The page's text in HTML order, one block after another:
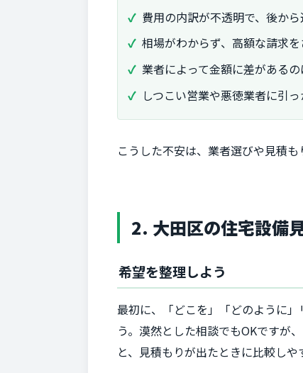
費用の内訳が不透明で、後か
相場がわからず、高額な請求
業者によって金額に差があるの
しつこい営業や悪徳業者に引
こうした不安は、業者選びや見積
2. 大田区の住宅設備
希望を整理しよう
最初に、「どこを」「どのように
う。漠然とした相談でもOKですが
と、見積もりが出たときに比較しや